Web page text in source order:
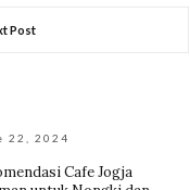
Post
22, 2024
Cafe Jogja